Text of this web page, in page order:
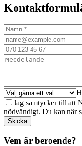
Jag samtycker till att
nödvändigt. Du kan när
Skicka
Vem är beroende?